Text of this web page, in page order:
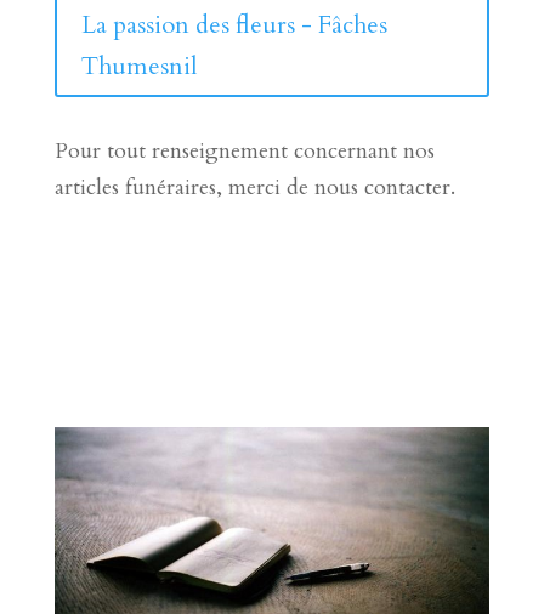
La passion des fleurs - Fâches
Thumesnil
Pour tout renseignement concernant nos
articles funéraires, merci de nous contacter.